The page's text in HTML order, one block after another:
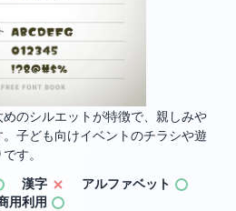
のシルエットが特徴で、親しみや
子ども向けイベントのチラシや遊
す。
漢字
アルファベット
利用